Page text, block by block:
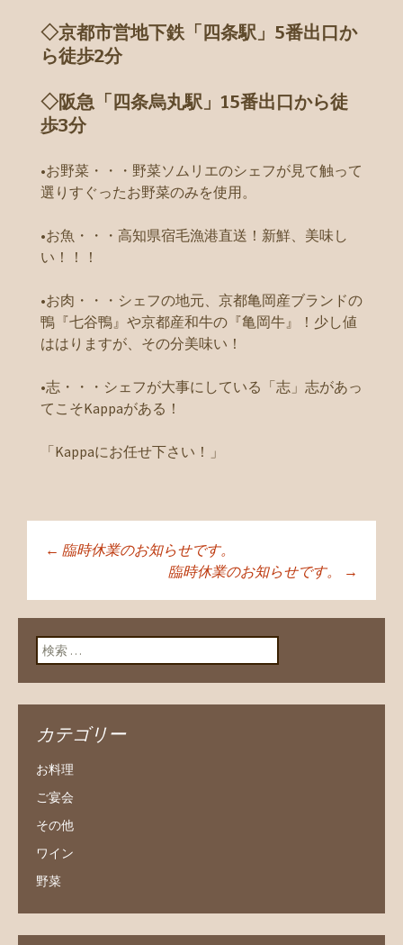
◇京都市営地下鉄「四条駅」 5番出口か
ら徒歩2分
◇阪急「四条烏丸駅」15番出口から徒
歩3分
•お野菜・・・野菜ソムリエのシェフが見て触って
選りすぐったお野菜のみを使用。
•お魚・・・高知県宿毛漁港直送！新鮮、美味し
い！！！
•お肉・・・シェフの地元、京都亀岡産ブランドの
鴨『七谷鴨』や京都産和牛の『亀岡牛』！少し値
ははりますが、その分美味い！
•志・・・シェフが大事にしている「志」志があっ
てこそKappaがある！
「Kappaにお任せ下さい！」
投稿ナビゲーショ
ン
← 臨時休業のお知らせです。
臨時休業のお知らせです。
→
検索:
カテゴリー
お料理
ご宴会
その他
ワイン
野菜